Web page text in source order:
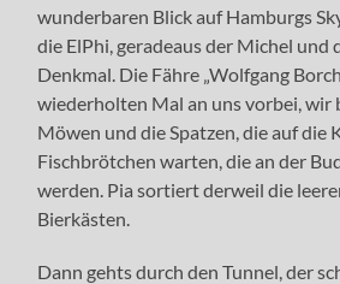
wunderbaren Blick auf Hamburgs
die ElPhi, geradeaus der Michel und
Denkmal. Die Fähre „Wolfgang
wiederholten Mal an uns vorbei, wir
Möwen und die Spatzen, die auf die
Fischbrötchen warten, die an der
werden. Pia sortiert derweil die
Bierkästen.
Dann gehts durch den Tunnel, der